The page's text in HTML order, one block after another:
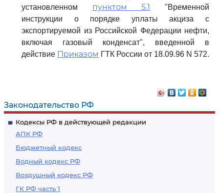
Законодательство РФ
Кодексы РФ в действующей редакции
АПК РФ
Бюджетный кодекс
Водный кодекс РФ
Воздушный кодекс РФ
ГК РФ часть 1
установленном пунктом 5.1
"Временной
инструкции о порядке уплаты акциза с
экспортируемой из Российской Федерации нефти,
включая газовый конденсат", введенной в
действие Приказом ГТК России от 18.09.96 N 572.